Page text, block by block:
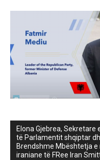
Elona Gjebrea,
të Parlamentit shqiptar
Brendshme Mbështetja
iraniane të FRee Iran